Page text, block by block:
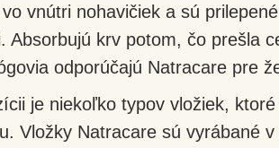
vnútri nohavičiek a sú
Absorbujú krv potom, čo prešla
odporúčajú Natracare pre
je niekoľko typov vložiek,
Vložky Natracare sú vyrábané